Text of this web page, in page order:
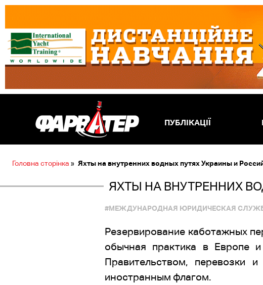
ПУБЛІКАЦІЇ
Головна сторінка » Яхты на внутренних водных путях Украины и
ЯХТЫ НА ВНУТРЕННИХ
#МЕЖДУНАРОДНАЯ ЮРИДИЧЕСКАЯ
Резервирование каботажных
обычная практика в Европе
Правительством, перевозки
иностранным флагом.